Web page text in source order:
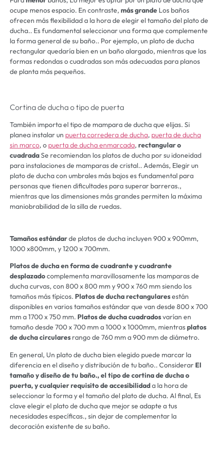
ocupe menos espacio. En contraste, más grande Los baños
ofrecen más flexibilidad a la hora de elegir el tamaño del plato de
ducha.. Es fundamental seleccionar una forma que complemente
la forma general de su baño.. Por ejemplo, un plato de ducha
rectangular quedaría bien en un baño alargado, mientras que las
formas redondas o cuadradas son más adecuadas para planos
de planta más pequeños.
Cortina de ducha o tipo de puerta
También importa el tipo de mampara de ducha que elijas. Si
planea instalar un puerta corredera de ducha, puerta de ducha
sin marco, o puerta de ducha enmarcada, rectangular o
cuadradaSe recomiendan los platos de ducha por su idoneidad
para instalaciones de mamparas de cristal.. Además, Elegir un
plato de ducha con umbrales más bajos es fundamental para
personas que tienen dificultades para superar barreras.,
mientras que las dimensiones más grandes permiten la máxima
maniobrabilidad de la silla de ruedas.
Tamaños estándarde platos de ducha incluyen 900 x 900mm,
1000 x800mm, y 1200 x 700mm.
Platos de ducha en forma de cuadrante y cuadrante
desplazadocomplementa maravillosamente las mamparas de
ducha curvas, con 800 x 800 mm y 900 x 760 mm siendo los
tamaños más típicos. Platos de ducha rectangularesestán
disponibles en varios tamaños estándar que van desde 800 x 700
mm a 1700 x 750 mm. Platos de ducha cuadradosvarían en
tamaño desde 700 x 700 mm a 1000 x 1000mm, mientrasplatos
de ducha circulares rango de 760 mm a 900 mm de diámetro.
En general, Un plato de ducha bien elegido puede marcar la
diferencia en el diseño y distribución de tu baño.. Considerar El
tamaño y diseño de tu baño., el tipo de cortina de ducha o
puerta, y cualquier requisito de accesibilidada la hora de
seleccionar la forma y el tamaño del plato de ducha. Al final, Es
clave elegir el plato de ducha que mejor se adapte a tus
necesidades específicas., sin dejar de complementar la
decoración existente de su baño.